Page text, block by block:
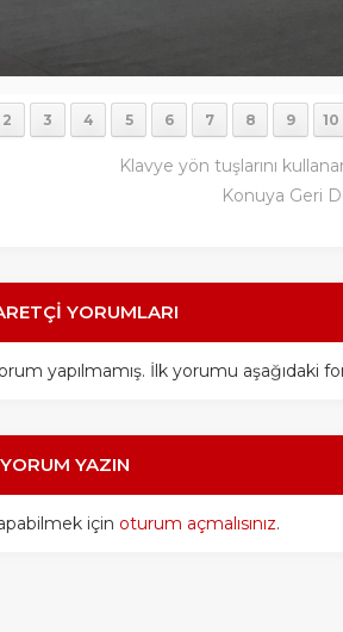
2 3 4 5 6 7 8 9 10
Klavye yön tuşlarını
Konuya Geri
YORUMLARI
yapılmamış. İlk yorumu aşağıdaki
YAZIN
için oturum açmalısınız.